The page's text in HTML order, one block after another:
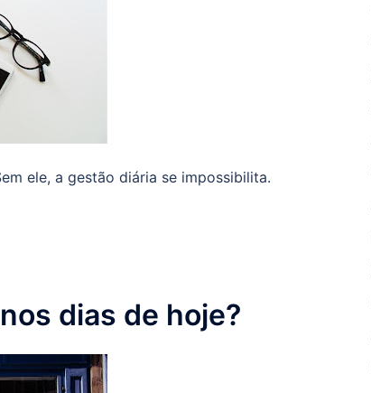
ele, a gestão diária se impossibilita.
dias de hoje?